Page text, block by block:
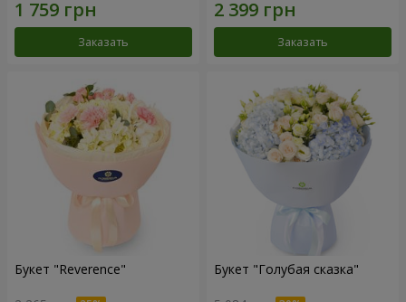
Заказать Заказать
Букет "Reverence" Букет "Голубая сказка"